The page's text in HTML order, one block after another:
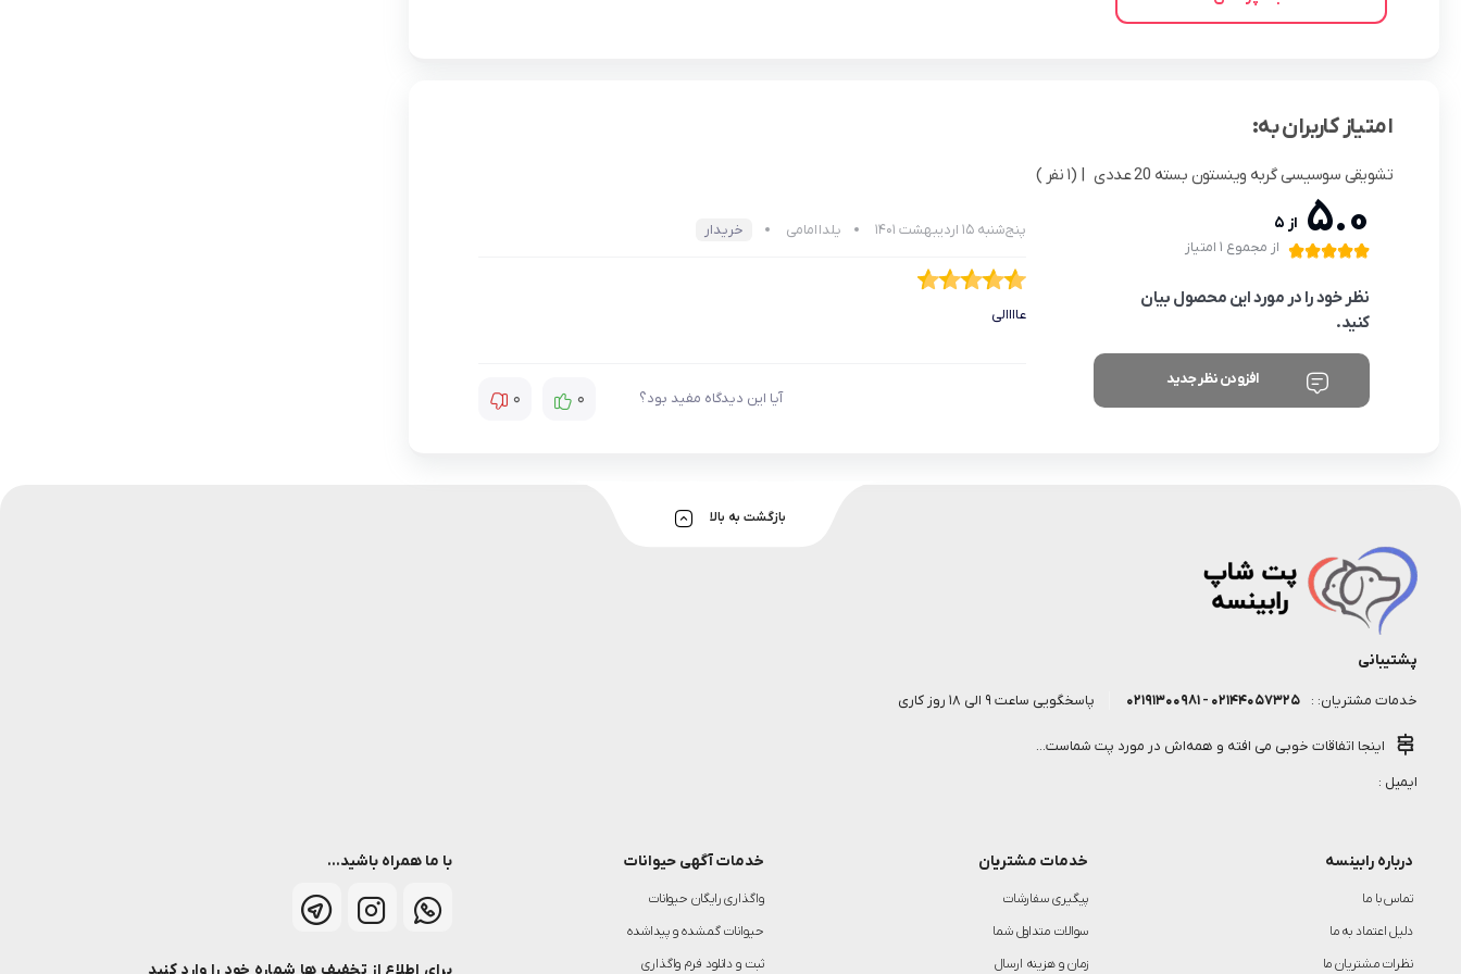
امتیاز کاربران به:
تشویقی سوسیسی گربه وینستون بسته 20 عددی | (1 نفر )
5.0 از 5
از مجموع 1 امتیاز
نظر خود را در مورد این محصول بیان
کنید.
افزودن نظر جدید
پنج‌شنبه 15 اردیبهشت 1401 یلدا امامی خریدار
عاااالی
آیا این دیدگاه مفید بود؟ 0
0
بازگشت به بالا
پشتیبانی
خدمات مشتریان: : ۰۲۱۴۴۰۵۷۳۲۵ - ۰۲۱۹۱۳۰۰۹۸۱ پاسخگویی ساعت 9 الی 18 روز کاری
اینجا اتفاقات خوبی می افته و همه‌اش در مورد پت شماست...
ایمیل :
درباره رابینسه
تماس با ما
دلیل اعتماد به ما
نظرات مشتریان ما
خدمات مشتریان
پیگیری سفارشات
سوالات متداول شما
زمان و هزینه ارسال
خدمات آگهی حیوانات
واگذاری رایگان حیوانات
حیوانات گمشده و پیداشده
ثبت و دانلود فرم واگذاری
با ما همراه باشید...